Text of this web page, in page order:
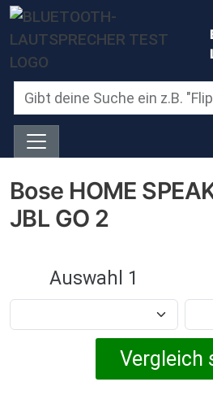
Direkt zum Inhalt
Bose HOME
JBL GO 2
Auswahl 1